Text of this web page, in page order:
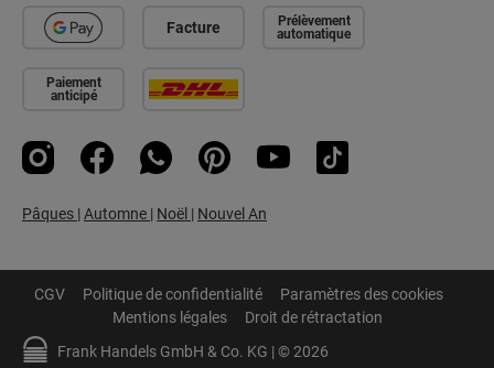
Facture
Prélèvement
automatique
Paiement
anticipé
InstagramFacebookWhatsApp PinterestYouTubeTikTok
Pâques | Automne | Noël | Nouvel An
Frank Handels GmbH & Co. KG | © 2026
CGV Politique de confidentialité
Paramètres des cookies
Mentions légales
Droit de rétractation